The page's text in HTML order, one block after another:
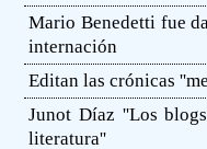
Mario Benedetti fue
internación
Editan las crónicas
Junot Díaz ''Los
literatura''